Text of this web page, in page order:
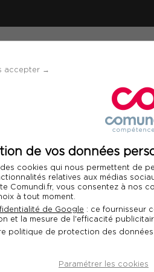
accepter →
de vos données
cookies qui nous permettent de
relatives aux médias
Comundi.fr, vous consentez à nos
à tout moment.
de Google : ce fournisseur
et la mesure de l'efficacité
politique de protection des
Paramétrer les cookies
de
vous donner les clés de
compliqué tant l’offre est
sans savoir comment
négatives : faible
investi. La question est